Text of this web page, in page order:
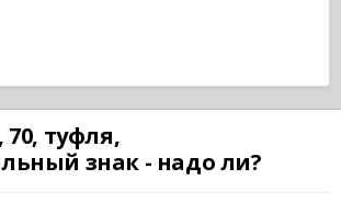
туфля,
знак - надо ли?